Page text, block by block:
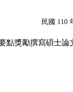
民國 110
點獎勵撰寫碩士